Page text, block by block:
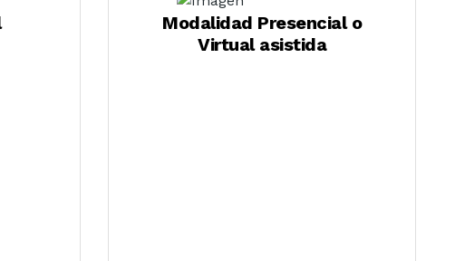
Modalidad Presencial o
Virtual asistida